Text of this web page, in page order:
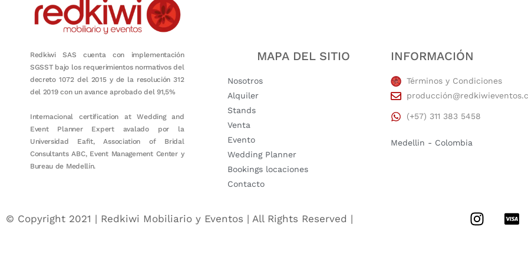
Redkiwi SAS cuenta con implementación
SGSST bajo los requerimientos normativos del
decreto 1072 del 2015 y de la resolución 312
del 2019 con un avance aprobado del 91,5%
Internacional certification at Wedding and
Event Planner Expert avalado por la
Universidad Eafit, Association of Bridal
Consultants ABC, Event Management Center y
Bureau de Medellín.
MAPA DEL SITIO
Nosotros
Alquiler
Stands
Venta
Evento
Wedding Planner
Bookings locaciones
Contacto
INFORMACIÓN
Términos y Condiciones
(+57) 311 383 5458
Medellin - Colombia
© Copyright 2021 | Redkiwi Mobiliario y Eventos | All Rights Reserved |